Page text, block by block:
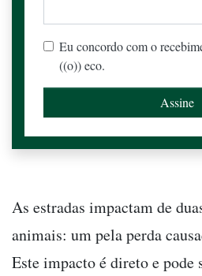
Eu concordo com o
((o)) eco.
As estradas impactam de
animais: um pela perda
Este impacto é direto e pode